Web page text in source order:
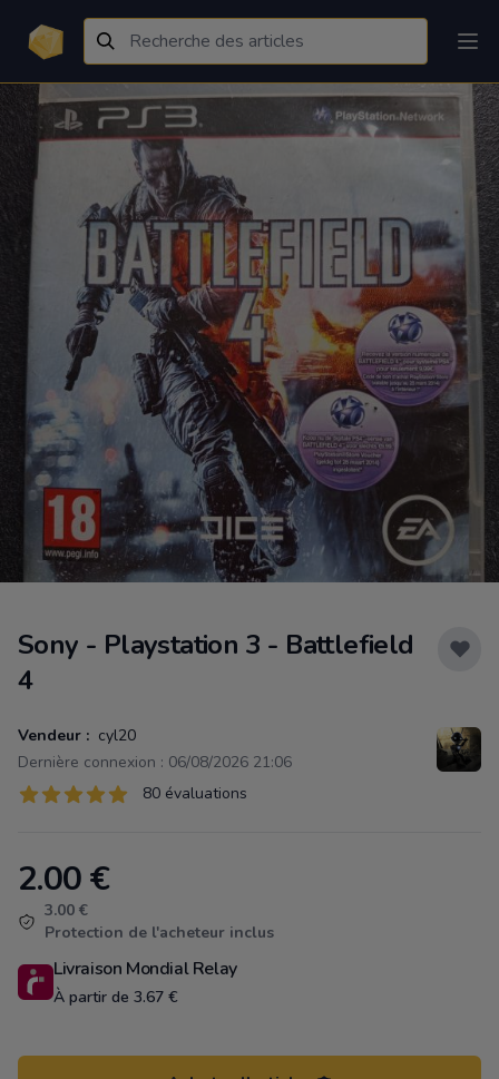
Sony - Playstation 3 - Battlefield
4
Vendeur : cyl20
Dernière connexion : 06/08/2026 21:06
Évaluations
80 sur 5 étoiles 80 évaluations
Product information
2.00€
3.00 €
Protection de l'acheteur inclus
Livraison Mondial Relay
À partir de 3.67 €